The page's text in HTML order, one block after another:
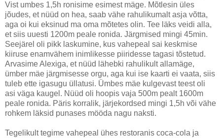
Vist umbes 1,5h ronisime esimest mäge. Mõtlesin üles
jõudes, et nüüd on hea, saab vähe rahulikumalt asja võtta,
aga oi kui eksinud ma oma mõtetes olin. Tee läks veidi alla,
et siis uuesti 1200m peale ronida. Järgmised mingi 45min.
Seejärel oli pikk laskumine, kus vahepeal sai keskmise
kiiruse enamvähem inimlikesse piiridesse tagasi tõstetud.
Arvasime Alexiga, et nüüd lähebki rahulikult allamäge,
ümber mäe järgmisesse orgu, aga kui ise kaarti ei vaata, siis
tuleb ette igasugu üllatusi. Ümbes mäe kulgevast teest oli
asi väga kaugel. Nüüd oli hoopis vaja 500m pealt 1600m
peale ronida. Päris korralik, järjekordsed mingi 1,5h või vähe
rohkem läksid punases mööda nagu naksti.
Tegelikult tegime vahepeal ühes restoranis coca-cola ja